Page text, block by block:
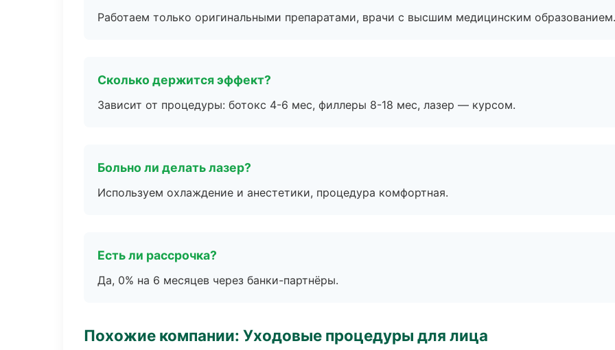
Работаем только оригинальными препаратами, врачи с высшим медицинским образованием.
Сколько держится эффект?
Зависит от процедуры: ботокс 4-6 мес, филлеры 8-18 мес, лазер — курсом.
Больно ли делать лазер?
Используем охлаждение и анестетики, процедура комфортная.
Есть ли рассрочка?
Да, 0% на 6 месяцев через банки-партнёры.
Похожие компании: Уходовые процедуры для лица